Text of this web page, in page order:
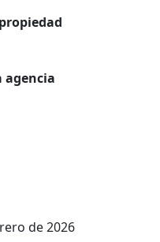
agencia
de 2026